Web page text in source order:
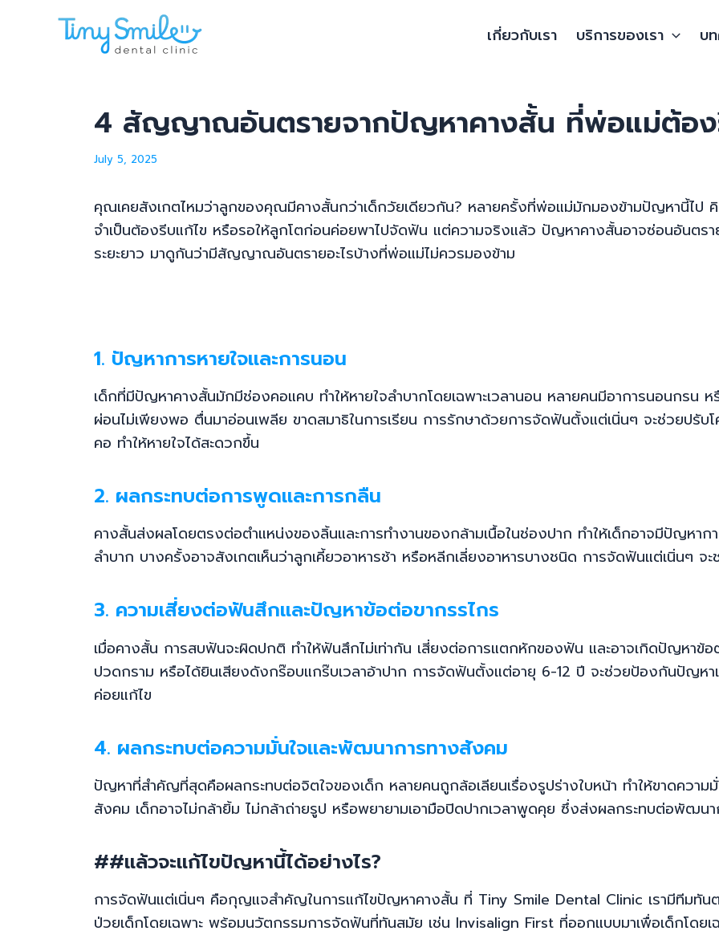
เกี่ยวกับเรา บริการของเรา บ
4 สัญญาณอันตรายจากปัญหาคางสั้น ที่พ่อแม่ต้อ
July 5, 2025
คุณเคยสังเกตไหมว่าลูกของคุณมีคางสั้นกว่าเด็กวัยเดียวกัน? หลายครั้งที่พ่อแม่มักมองข้ามปัญหานี้ไป
จำเป็นต้องรีบแก้ไข หรือรอให้ลูกโตก่อนค่อยพาไปจัดฟัน แต่ความจริงแล้ว ปัญหาคางสั้นอาจซ่อนอันต
ระยะยาว มาดูกันว่ามีสัญญาณอันตรายอะไรบ้างที่พ่อแม่ไม่ควรมองข้าม
1. ปัญหาการหายใจและการนอน
เด็กที่มีปัญหาคางสั้นมักมีช่องคอแคบ ทำให้หายใจลำบากโดยเฉพาะเวลานอน หลายคนมีอาการนอนกรน
ผ่อนไม่เพียงพอ ตื่นมาอ่อนเพลีย ขาดสมาธิในการเรียน การรักษาด้วยการจัดฟันตั้งแต่เนิ่นๆ จะช่วยปรั
คอ ทำให้หายใจได้สะดวกขึ้น
2. ผลกระทบต่อการพูดและการกลืน
คางสั้นส่งผลโดยตรงต่อตำแหน่งของลิ้นและการทำงานของกล้ามเนื้อในช่องปาก ทำให้เด็กอาจมีปัญหา
ลำบาก บางครั้งอาจสังเกตเห็นว่าลูกเคี้ยวอาหารช้า หรือหลีกเลี่ยงอาหารบางชนิด การจัดฟันแต่เนิ่นๆ จ
3. ความเสี่ยงต่อฟันสึกและปัญหาข้อต่อขากรรไกร
เมื่อคางสั้น การสบฟันจะผิดปกติ ทำให้ฟันสึกไม่เท่ากัน เสี่ยงต่อการแตกหักของฟัน และอาจเกิดปัญหาข้อ
ปวดกราม หรือได้ยินเสียงดังกร๊อบแกร๊บเวลาอ้าปาก การจัดฟันตั้งแต่อายุ 6-12 ปี จะช่วยป้องกันปัญหา
ค่อยแก้ไข
4. ผลกระทบต่อความมั่นใจและพัฒนาการทางสังคม
ปัญหาที่สำคัญที่สุดคือผลกระทบต่อจิตใจของเด็ก หลายคนถูกล้อเลียนเรื่องรูปร่างใบหน้า ทำให้ขาดความ
สังคม เด็กอาจไม่กล้ายิ้ม ไม่กล้าถ่ายรูป หรือพยายามเอามือปิดปากเวลาพูดคุย ซึ่งส่งผลกระทบต่อพัฒนา
##แล้วจะแก้ไขปัญหานี้ได้อย่างไร?
การจัดฟันแต่เนิ่นๆ คือกุญแจสำคัญในการแก้ไขปัญหาคางสั้น ที่ Tiny Smile Dental Clinic เรามีทีมทัน
ป่วยเด็กโดยเฉพาะ พร้อมนวัตกรรมการจัดฟันที่ทันสมัย เช่น Invisalign First ที่ออกแบบมาเพื่อเด็กโดยเ
navigation